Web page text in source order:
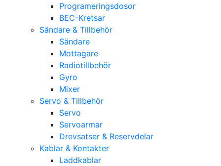
Programeringsdosor
BEC-Kretsar
Sändare & Tillbehör
Sändare
Mottagare
Radiotillbehör
Gyro
Mixer
Servo & Tillbehör
Servo
Servoarmar
Drevsatser & Reservdelar
Kablar & Kontakter
Laddkablar